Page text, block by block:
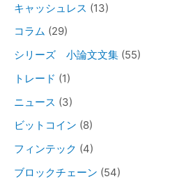
キャッシュレス (13)
コラム (29)
シリーズ 小論文文集 (55)
トレード (1)
ニュース (3)
ビットコイン (8)
フィンテック (4)
ブロックチェーン (54)